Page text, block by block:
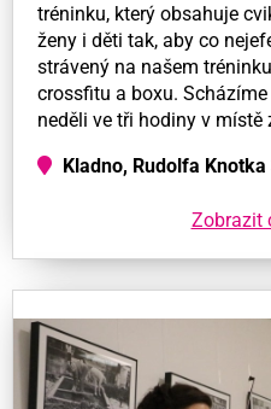
tréninku, který obsahuje
ženy i děti tak, aby co
strávený na našem
crossfitu a boxu.
neděli ve tři hodiny v
Kladno, Rudolfa Knotka
Zobrazit